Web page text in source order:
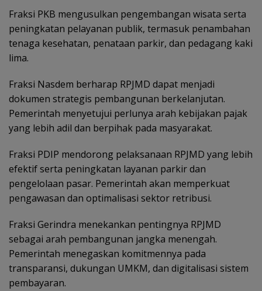
Fraksi PKB mengusulkan pengembangan wisata serta
peningkatan pelayanan publik, termasuk penambahan
tenaga kesehatan, penataan parkir, dan pedagang kaki
lima.
Fraksi Nasdem berharap RPJMD dapat menjadi
dokumen strategis pembangunan berkelanjutan.
Pemerintah menyetujui perlunya arah kebijakan pajak
yang lebih adil dan berpihak pada masyarakat.
Fraksi PDIP mendorong pelaksanaan RPJMD yang lebih
efektif serta peningkatan layanan parkir dan
pengelolaan pasar. Pemerintah akan memperkuat
pengawasan dan optimalisasi sektor retribusi.
Fraksi Gerindra menekankan pentingnya RPJMD
sebagai arah pembangunan jangka menengah.
Pemerintah menegaskan komitmennya pada
transparansi, dukungan UMKM, dan digitalisasi sistem
pembayaran.